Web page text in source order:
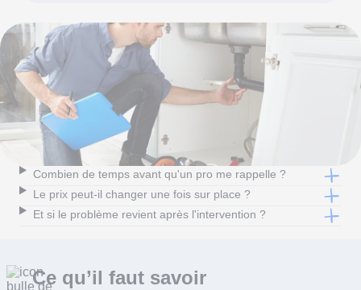
Combien de temps avant qu'un pro me rappelle ?
Le prix peut-il changer une fois sur place ?
Et si le problème revient après l'intervention ?
Ce qu’il faut savoir